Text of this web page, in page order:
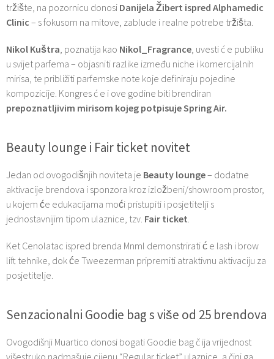
tržište, na pozornicu donosi Danijela Žibert ispred Alphamedic
Clinic – s fokusom na mitove, zablude i realne potrebe tržišta.
Nikol Kuštra , poznatija kao Nikol_Fragrance , uvesti ć e publiku
u svijet parfema – objasniti razlike između niche i komercijalnih
mirisa, te približiti parfemske note koje definiraju pojedine
kompozicije. Kongres ć e i ove godine biti brendiran
prepoznatljivim mirisom kojeg potpisuje Spring Air.
Beauty lounge i Fair ticket novitet
Jedan od ovogodišnjih noviteta je Beauty lounge– dodatne
aktivacije brendova i sponzora kroz izložbeni/showroom prostor,
u kojem će edukacijama moći pristupiti i posjetitelji s
jednostavnijim tipom ulaznice, tzv. Fair ticket
Ket Cenolatac ispred brenda Mnml demonstrirati ć e lash i brow
lift tehnike, dok će Tweezerman pripremiti atraktivnu aktivaciju za
posjetitelje.
Senzacionalni Goodie bag s više od 25 brendova
Ovogodišnji Muartico donosi bogati Goodie bag č ija vrijednost
višestruko nadmašuje cijenu “Regular ticket” ulaznice, a čini ga